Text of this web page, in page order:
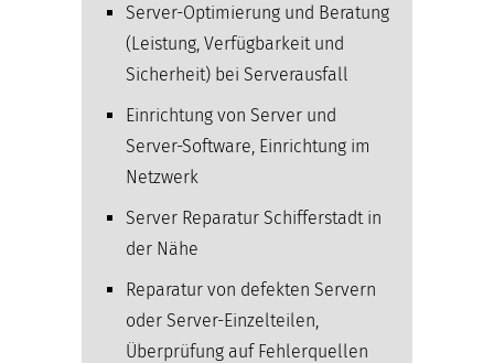
Server-Optimierung und Beratung
(Leistung, Verfügbarkeit und
Sicherheit) bei Serverausfall
Einrichtung von Server und
Server-Software, Einrichtung im
Netzwerk
Server Reparatur Schifferstadt in
der Nähe
Reparatur von defekten Servern
oder Server-Einzelteilen,
Überprüfung auf Fehlerquellen